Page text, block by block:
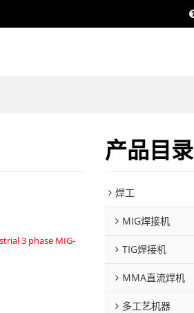
3 phase MIG-
产品目录
焊工
MIG焊接机
TIG焊接机
MMA直流焊机
多工艺机器